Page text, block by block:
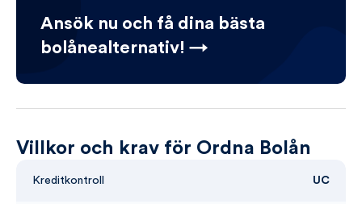
Ansök nu och få dina bästa
bolånealternativ! →
Villkor och krav för Ordna Bolån
Kreditkontroll UC